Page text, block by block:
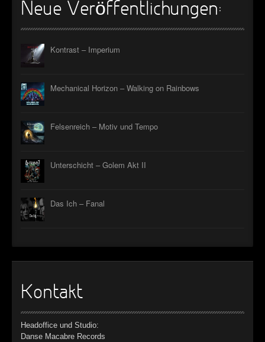
Neue Veröffentlichungen:
Kontrast – Imperium
Mechanical Horizon – Walking on Rainbows
Felsenreich – Motiv und Tempo
Unterschicht – Golem Akt II
Das Ich – Fanal
Kontakt
Headoffice und Studio:
Danse Macabre Records